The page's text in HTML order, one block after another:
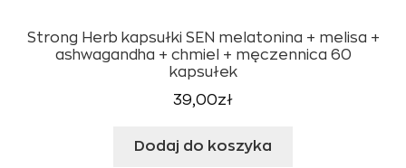
Strong Herb kapsułki SEN melatonina + melisa +
ashwagandha + chmiel + męczennica 60
kapsułek
39,00zł
Dodaj do koszyka